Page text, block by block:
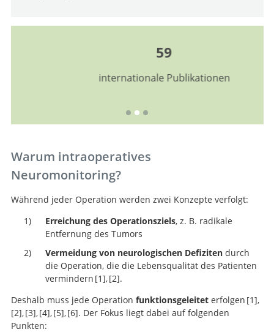
internationale Publikationen
Warum intraoperatives
Neuromonitoring?
Während jeder Operation werden zwei Konzepte verfolgt:
Erreichung des Operationsziels, z. B. radikale
Entfernung des Tumors
Vermeidung von neurologischen Defizitendurch
die Operation, die die Lebensqualität des Patienten
vermindern 1
Functional
guided resection of low-grade gliomas in eloquent
, 2
Impact of intraoperative stimulation brain mapping
.
Deshalb muss jede Operation funktionsgeleiteterfolgen 1
Functional mapping-
,
2 , 3 , 4 , 5 , 6 . Der Fokus liegt dabei auf folgenden
Punkten: